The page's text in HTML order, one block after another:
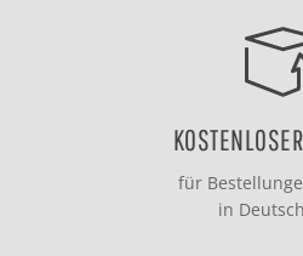
für
in